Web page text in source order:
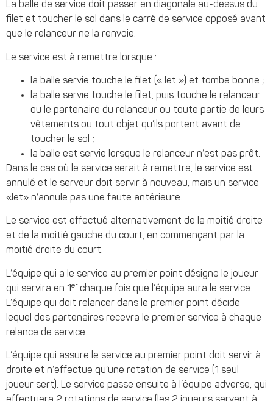
La balle de service doit passer en diagonale au-dessus du
filet et toucher le sol dans le carré de service opposé avant
que le relanceur ne la renvoie.
Le service est à remettre lorsque :
la balle servie touche le filet (« let ») et tombe bonne ;
la balle servie touche le filet, puis touche le relanceur
ou le partenaire du relanceur ou toute partie de leurs
vêtements ou tout objet qu’ils portent avant de
toucher le sol ;
la balle est servie lorsque le relanceur n’est pas prêt.
Dans le cas où le service serait à remettre, le service est
annulé et le serveur doit servir à nouveau, mais un service
«let» n’annule pas une faute antérieure.
Le service est effectué alternativement de la moitié droite
et de la moitié gauche du court, en commençant par la
moitié droite du court.
L’équipe qui a le service au premier point désigne le joueur
qui servira en 1 er chaque fois que l’équipe aura le service.
L’équipe qui doit relancer dans le premier point décide
lequel des partenaires recevra le premier service à chaque
relance de service.
L’équipe qui assure le service au premier point doit servir à
droite et n’effectue qu’une rotation de service (1 seul
joueur sert). Le service passe ensuite à l’équipe adverse, qui